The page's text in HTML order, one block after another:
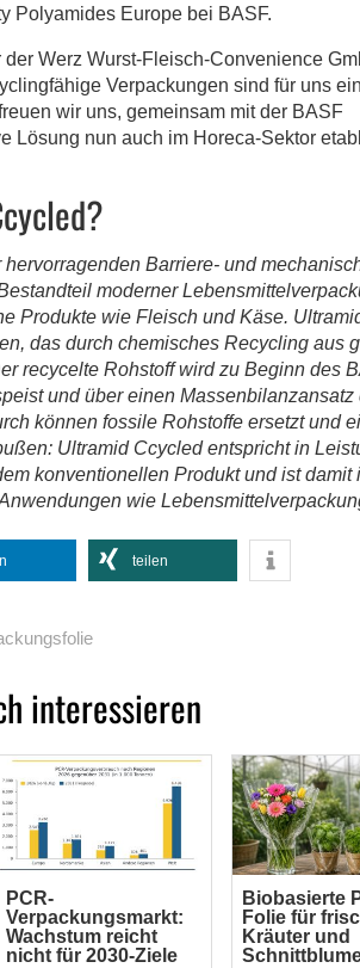
Polyamides Europe bei BASF.
der Werz Wurst-Fleisch-Convenience
Verpackungen sind für uns
wir uns, gemeinsam mit der BASF
Lösung nun auch im Horeca-Sektor
Barriere- und
moderner
Produkte wie Fleisch und Käse.
das durch chemisches Recycling aus
recycelte Rohstoff wird zu Beginn des
und über einen Massenbilanzansatz
können fossile Rohstoffe ersetzt und
Ultramid Ccycled entspricht in
konventionellen Produkt und ist damit
wie
teilen
interessieren
PCR-
Verpackungsmarkt:
Wachstum reicht
nicht für 2030-Ziele
Biobasierte
Folie für
Kräuter und